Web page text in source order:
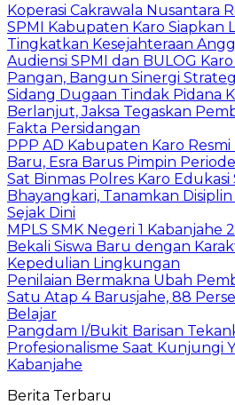
Koperasi Cakrawala Nusantara
SPMI Kabupaten Karo Siapkan
Tingkatkan Kesejahteraan
Audiensi SPMI dan BULOG
Pangan, Bangun Sinergi
Sidang Dugaan Tindak Pidana
Berlanjut, Jaksa Tegaskan
Fakta Persidangan
PPP AD Kabupaten Karo
Baru, Esra Barus Pimpin
Sat Binmas Polres Karo Edukasi
Bhayangkari, Tanamkan
Sejak Dini
MPLS SMK Negeri 1 Kabanjahe
Bekali Siswa Baru dengan
Kepedulian Lingkungan
Penilaian Bermakna Ubah
Satu Atap 4 Barusjahe, 88
Belajar
Pangdam I/Bukit Barisan
Profesionalisme Saat Kunjungi
Kabanjahe
Berita Terbaru